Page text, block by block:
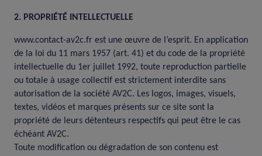
2. PROPRIÉTÉ INTELLECTUELLE
www.contact-av2c.fr est une œuvre de l’esprit. En application
de la loi du 11 mars 1957 (art. 41) et du code de la propriété
intellectuelle du 1er juillet 1992, toute reproduction partielle
ou totale à usage collectif est strictement interdite sans
autorisation de la société AV2C. Les logos, images, visuels,
textes, vidéos et marques présents sur ce site sont la
propriété de leurs détenteurs respectifs qui peut être le cas
échéant AV2C.
Toute modification ou dégradation de son contenu est